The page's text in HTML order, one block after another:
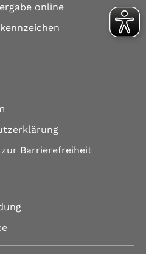
online
Barrierefreiheit